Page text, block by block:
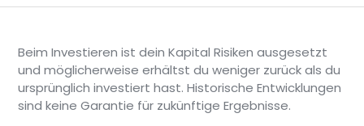
Beim Investieren ist dein Kapital Risiken ausgesetzt
und möglicherweise erhältst du weniger zurück als du
ursprünglich investiert hast. Historische Entwicklungen
sind keine Garantie für zukünftige Ergebnisse.